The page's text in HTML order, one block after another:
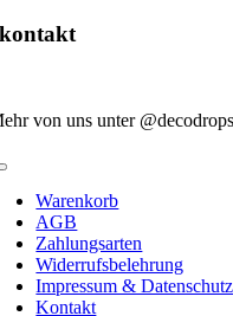
kontakt
von uns unter @decodrops
Warenkorb
AGB
Zahlungsarten
Widerrufsbelehrung
Impressum & Datenschutz
Kontakt